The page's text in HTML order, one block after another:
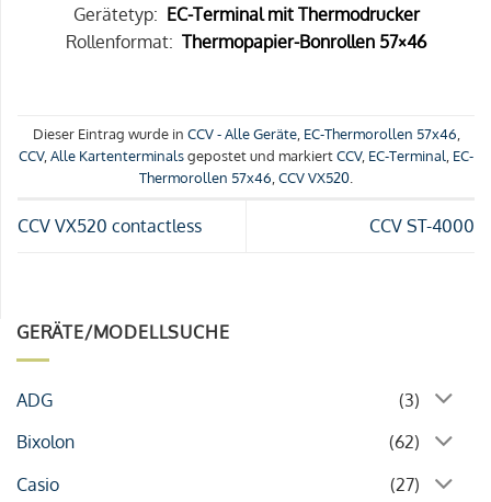
GERÄTE/MODELLSUCHE
ADG
(3)
Bixolon
(62)
Casio
(27)
Gerätetyp: EC-Terminal mit Thermodrucker
Rollenformat: Thermopapier-Bonrollen 57×46
Dieser Eintrag wurde in CCV - Alle Geräte, EC-Thermorollen 57x46
CCV, Alle Kartenterminalsgepostet und markiertCCV, EC-Terminal EC-
Thermorollen 57x46 CCV VX520
CCV VX520 contactless CCV ST-4000